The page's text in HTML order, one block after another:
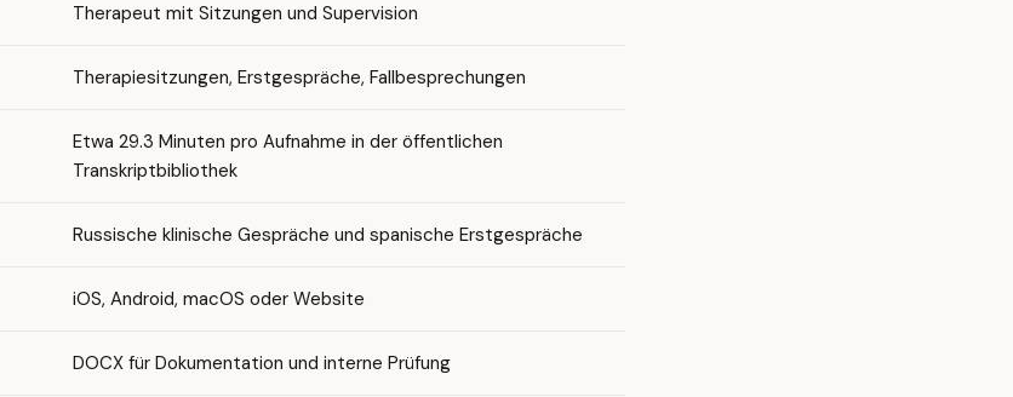
Therapeut mit Sitzungen und Supervision
Therapiesitzungen, Erstgespräche, Fallbesprechungen
Etwa 29.3 Minuten pro Aufnahme in der öffentlichen
Transkriptbibliothek
Russische klinische Gespräche und spanische Erstgespräche
iOS, Android, macOS oder Website
DOCX für Dokumentation und interne Prüfung